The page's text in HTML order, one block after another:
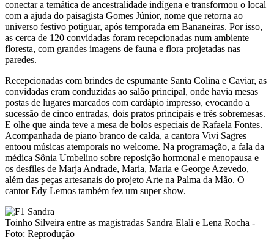
conectar a temática de ancestralidade indígena e transformou o local
com a ajuda do paisagista Gomes Júnior, nome que retorna ao
universo festivo potiguar, após temporada em Bananeiras. Por isso,
as cerca de 120 convidadas foram recepcionadas num ambiente
floresta, com grandes imagens de fauna e flora projetadas nas
paredes.
Recepcionadas com brindes de espumante Santa Colina e Caviar, as
convidadas eram conduzidas ao salão principal, onde havia mesas
postas de lugares marcados com cardápio impresso, evocando a
sucessão de cinco entradas, dois pratos principais e três sobremesas.
E olhe que ainda teve a mesa de bolos especiais de Rafaela Fontes.
Acompanhada de piano branco de calda, a cantora Vivi Sagres
entoou músicas atemporais no welcome. Na programação, a fala da
médica Sônia Umbelino sobre reposição hormonal e menopausa e
os desfiles de Marja Andrade, Maria, Maria e George Azevedo,
além das peças artesanais do projeto Arte na Palma da Mão. O
cantor Edy Lemos também fez um super show.
Toinho Silveira entre as magistradas Sandra Elali e Lena Rocha -
Foto: Reprodução